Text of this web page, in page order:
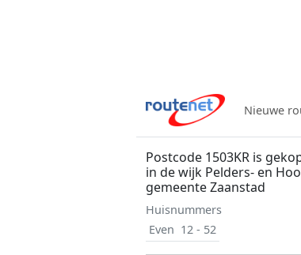
Nieuwe
Postcode 1503KR is
in de wijk Pelders- en
gemeente Zaanstad
Huisnummers
Even 12 - 52